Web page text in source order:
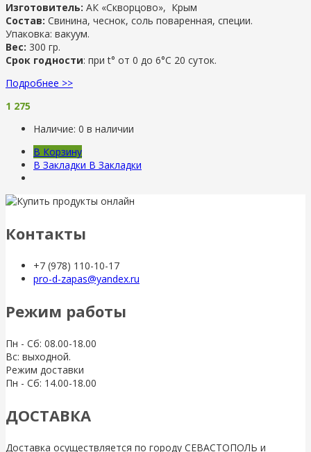
Изготовитель: АК «Скворцово», Крым
Состав: Свинина, чеснок, соль поваренная, специи.
Упаковка: вакуум.
Вес: 300 гр.
Срок годности: при t° от 0 до 6°С 20 суток.
Подробнее >>
1 275
Наличие: 0 в наличии
В Корзину
В Закладки В Закладки
Контакты
+7 (978) 110-10-17
pro-d-zapas@yandex.ru
Режим работы
Пн - Сб: 08.00-18.00
Вс: выходной.
Режим доставки
Пн - Сб: 14.00-18.00
ДОСТАВКА
Доставка осуществляется по городу СЕВАСТОПОЛЬ и